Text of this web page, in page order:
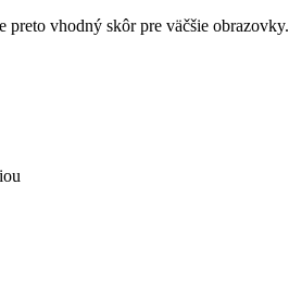
vhodný skôr pre väčšie obrazovky.